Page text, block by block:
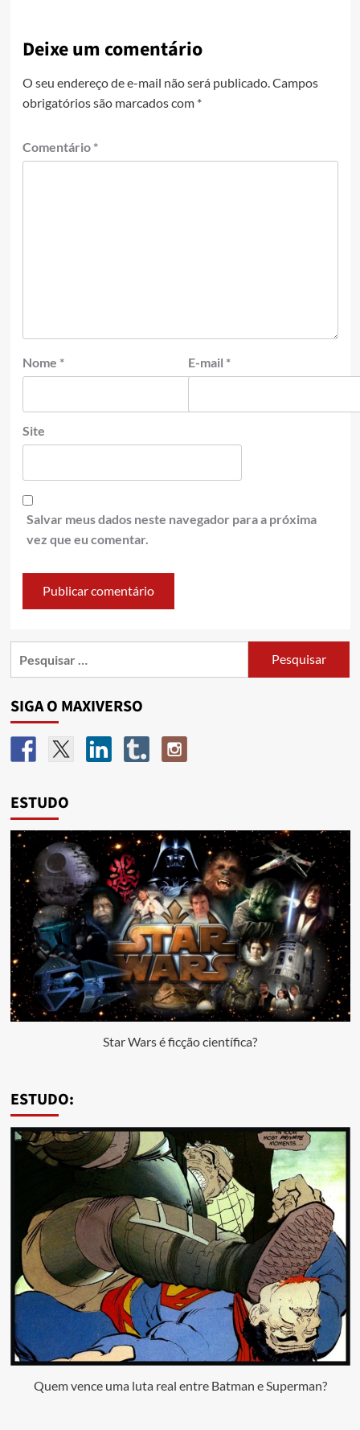
Deixe um comentário
O seu endereço de e-mail não será publicado. Campos
obrigatórios são marcados com *
Comentário *
Nome * E-mail *
Site
Salvar meus dados neste navegador para a próxima
vez que eu comentar.
SIGA O MAXIVERSO
ESTUDO
Star Wars é ficção científica?
ESTUDO:
Quem vence uma luta real entre Batman e Superman?